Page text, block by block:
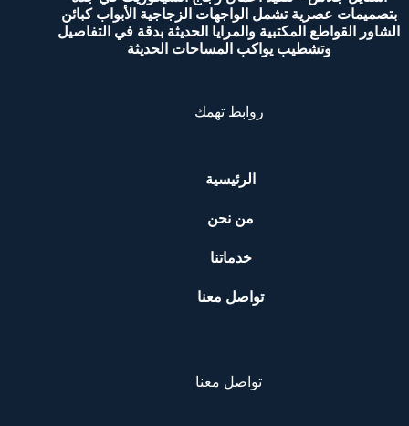
بتصميمات عصرية تشمل الواجهات الزجاجية الأبواب كبائن
الشاور القواطع المكتبية والمرايا الحديثة بدقة في التفاصيل
وتشطيب يواكب المساحات الحديثة
روابط تهمك
الرئيسية
من نحن
خدماتنا
تواصل معنا
تواصل معنا